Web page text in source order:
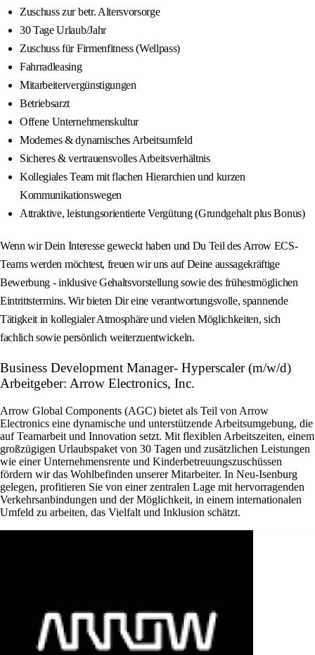
Zuschuss zur betr. Altersvorsorge
30 Tage Urlaub/Jahr
Zuschuss für Firmenfitness (Wellpass)
Fahrradleasing
Mitarbeitervergünstigungen
Betriebsarzt
Offene Unternehmenskultur
Modernes & dynamisches Arbeitsumfeld
Sicheres & vertrauensvolles Arbeitsverhältnis
Kollegiales Team mit flachen Hierarchien und kurzen
Kommunikationswegen
Attraktive, leistungsorientierte Vergütung (Grundgehalt plus Bonus)
Wenn wir Dein Interesse geweckt haben und Du Teil des Arrow ECS-
Teams werden möchtest, freuen wir uns auf Deine aussagekräftige
Bewerbung - inklusive Gehaltsvorstellung sowie des frühestmöglichen
Eintrittstermins. Wir bieten Dir eine verantwortungsvolle, spannende
Tätigkeit in kollegialer Atmosphäre und vielen Möglichkeiten, sich
fachlich sowie persönlich weiterzuentwickeln.
Business Development Manager- Hyperscaler (m/w/d)
Arbeitgeber: Arrow Electronics, Inc.
Arrow Global Components (AGC) bietet als Teil von Arrow
Electronics eine dynamische und unterstützende Arbeitsumgebung, die
auf Teamarbeit und Innovation setzt. Mit flexiblen Arbeitszeiten, einem
großzügigen Urlaubspaket von 30 Tagen und zusätzlichen Leistungen
wie einer Unternehmensrente und Kinderbetreuungszuschüssen
fördern wir das Wohlbefinden unserer Mitarbeiter. In Neu-Isenburg
gelegen, profitieren Sie von einer zentralen Lage mit hervorragenden
Verkehrsanbindungen und der Möglichkeit, in einem internationalen
Umfeld zu arbeiten, das Vielfalt und Inklusion schätzt.